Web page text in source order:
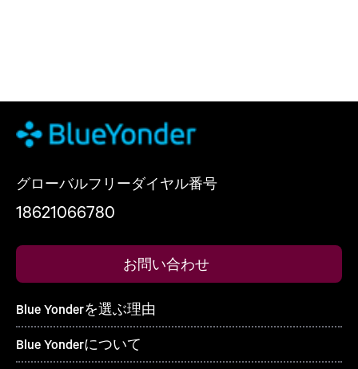
グローバルフリーダイヤル番号
18621066780
お問い合わせ
Blue Yonderを選ぶ理由
Blue Yonderについて